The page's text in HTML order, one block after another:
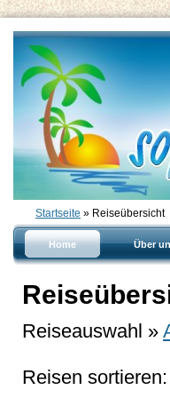
Startseite » Reiseübersicht
Home Über
Reiseauswahl »
Reisen sortieren: